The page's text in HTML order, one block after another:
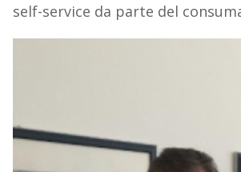
self-service da parte del